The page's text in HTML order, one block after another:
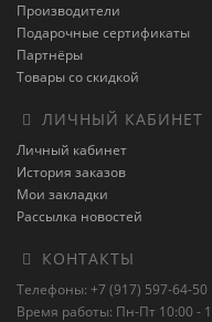
Производители
Подарочные сертификаты
Партнёры
Товары со скидкой
ЛИЧНЫЙ КАБИНЕТ
Личный кабинет
История заказов
Мои закладки
Рассылка новостей
КОНТАКТЫ
Телефоны: +7 (917) 597-64-50
Время работы: Пн-Пт 10:00 -